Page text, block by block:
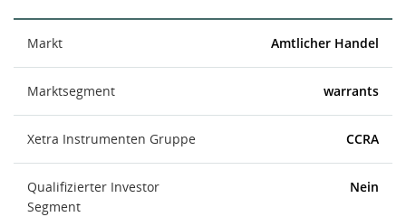
Markt Amtlicher Handel
Marktsegment warrants
Xetra Instrumenten Gruppe CCRA
Qualifizierter Investor
Segment
Nein